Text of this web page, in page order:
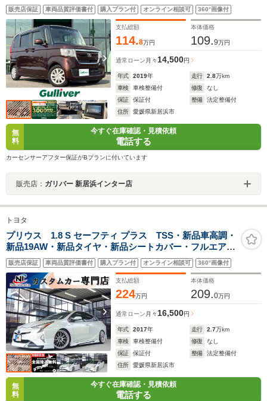
ドア/衝突被害軽減ブレーキ/車線逸脱警報/アダプティブク
ルーズコントロール/Bluetooth/フルセグTV/LEDヘッドラ
イト/プッシュスタート/禁煙
販売店保証 車両品質評価書付 購入プラン付 オンライン相談可 360°画像付
支払総額
114.8万円
本体価格
109.9万円
通常ローン 月々14,500円
年式 2019年 走行 2.8万km
車検
車検整備付 修復
なし
保証
保証付 整備
法定整備付
住所
愛媛県新居浜市
無
料
今すぐ在庫確認・見積依頼
電話する
カーセンサーアフター保証がBプランに付いています
販売店： ガリバー 新居浜インター店
トヨタ
プリウス 1.8 S セーフティ プラス TSS・新品車高調・
新品19AW・新品タイヤ・新品シートカバー・フルエア
ロ・クルコン・LEDフォグ・ナビ・Bluetoothオーディ
オ・TV・バックカメラ・ETC・ヘッドアップディスプレ
イ・自動防眩インナーミラー・ドアバイザ
販売店保証 車両品質評価書付 購入プラン付 オンライン相談可 360°画像付
支払総額
224万円
本体価格
209.0万円
通常ローン 月々16,500円
年式 2017年 走行 2.7万km
車検
車検整備付 修復
なし
保証
保証付 整備
法定整備付
住所
愛媛県新居浜市
無
料
今すぐ在庫確認・見積依頼
電話する